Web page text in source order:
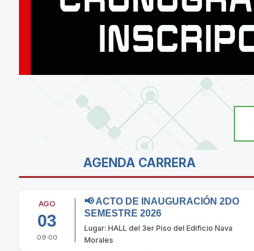
AGENDA CARRERA
AGO
03
09:00
📢 ACTO DE INAUGURACIÓN 2DO
SEMESTRE 2026
Lugar: HALL del 3er Piso del Edificio Nava
Morales